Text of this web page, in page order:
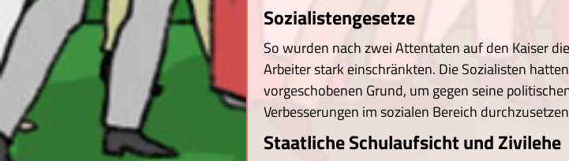
Sozialistengesetze
So wurden nach zwei Attentaten auf den Kaiser
Arbeiter stark einschränkten. Die Sozialisten
vorgeschobenen Grund, um gegen seine
Verbesserungen im sozialen Bereich
Staatliche Schulaufsicht und Zivilehe